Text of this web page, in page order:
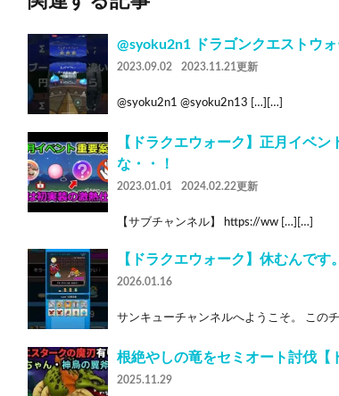
@syoku2n1 ドラゴンクエストウ
2023.09.02 2023.11.21更新
@syoku2n1 @syoku2n13 […][…]
【ドラクエウォーク】正月イベ
な・・！
2023.01.01 2024.02.22更新
【サブチャンネル】 https://ww […][…]
【ドラクエウォーク】休むん
2026.01.16
サンキューチャンネルへようこそ。 この
根絶やしの竜をセミオート討伐【
2025.11.29